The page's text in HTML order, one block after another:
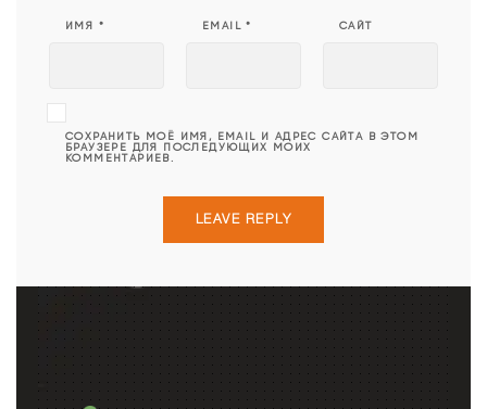
ИМЯ * EMAIL* САЙТ
СОХРАНИТЬ МОЁ ИМЯ, EMAIL И АДРЕС САЙТА В ЭТОМ
БРАУЗЕРЕ ДЛЯ ПОСЛЕДУЮЩИХ МОИХ
КОММЕНТАРИЕВ.